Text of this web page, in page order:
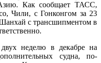
Как сообщает ТАСС,
Чили, с Гонконгом за 23
с трансшипментом в
неделю в декабре на
судна, по-